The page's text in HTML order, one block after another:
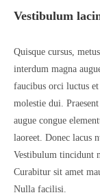
Vestibulum
Quisque cursus,
interdum magna
faucibus orci luctus
molestie dui.
augue congue
laoreet. Donec lacus
Vestibulum tincidunt
Curabitur sit amet
Nulla facilisi.